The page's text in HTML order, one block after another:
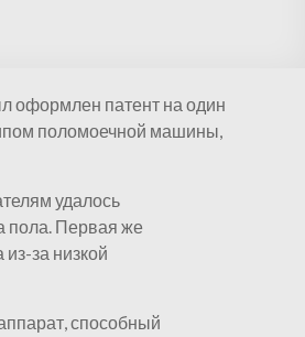
оформлен патент на один
поломоечной машины,
удалось
пола. Первая же
за низкой
способный